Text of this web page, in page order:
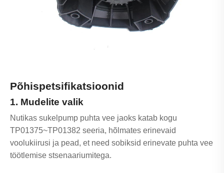
Põhispetsifikatsioonid
1. Mudelite valik
Nutikas sukelpump puhta vee jaoks katab kogu
TP01375~TP01382 seeria, hõlmates erinevaid
voolukiirusi ja pead, et need sobiksid erinevate puhta vee
töötlemise stsenaariumitega.